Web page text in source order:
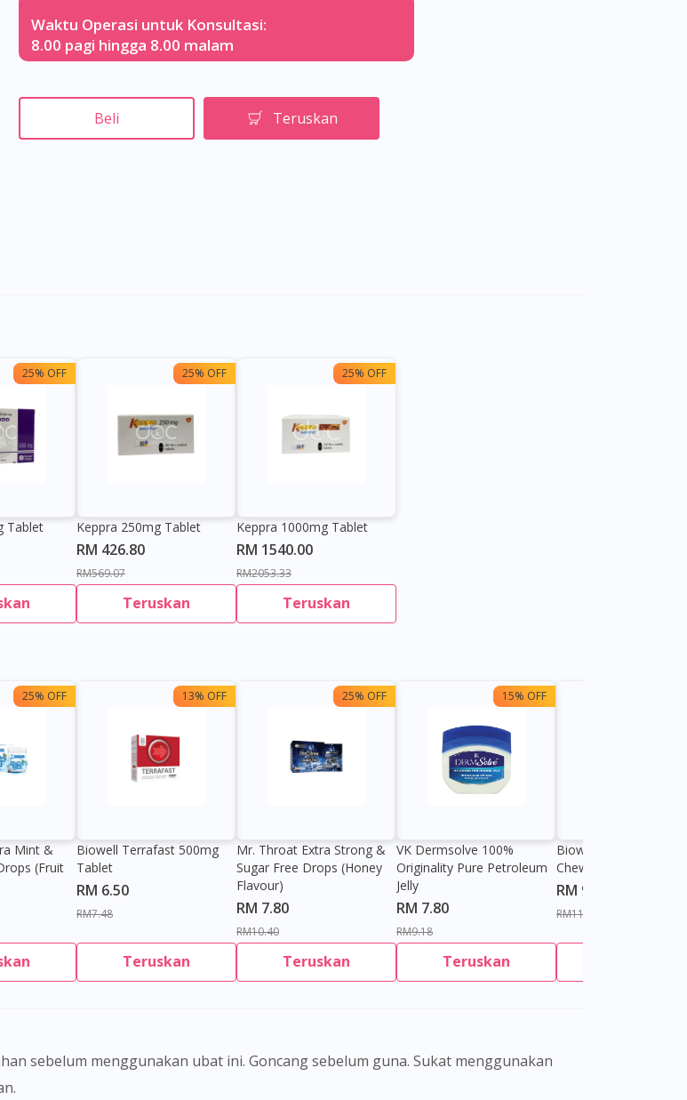
Waktu Operasi untuk Konsultasi:
8.00 pagi hingga 8.00 malam
Beli Teruskan
25% OFF
Tablet
25% OFF
Keppra 250mg Tablet
RM 426.80
RM569.07
Teruskan
25% OFF
Keppra 1000mg Tablet
RM 1540.00
RM2053.33
Teruskan
25% OFF
Mint &
(Fruit
13% OFF
Biowell Terrafast 500mg
Tablet
RM 6.50
RM7.48
Teruskan
25% OFF
Mr. Throat Extra Strong &
Sugar Free Drops (Honey
Flavour)
RM 7.80
RM10.40
Teruskan
15% OFF
VK Dermsolve 100%
Originality Pure Petroleum
Jelly
RM 7.80
RM9.18
Teruskan
Biowell Zeero 200mg
Chewable Tablet
RM 9.80
RM11.27